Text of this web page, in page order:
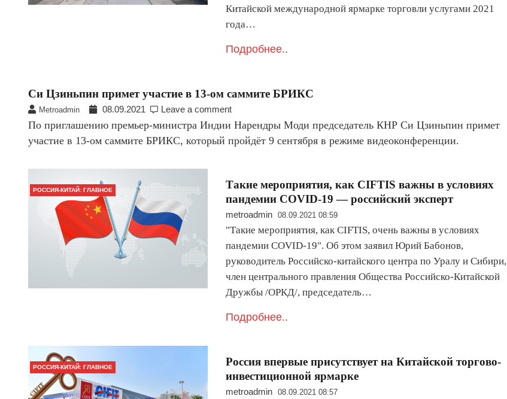
Китайской международной ярмарке торговли услугами 2021
года…
Подробнее..
Си Цзиньпин примет участие в 13-ом саммите БРИКС
Metroadmin 08.09.2021 Leave a comment
По приглашению премьер-министра Индии Нарендры Моди председатель КНР Си Цзиньпин примет
участие в 13-ом саммите БРИКС, который пройдёт 9 сентября в режиме видеоконференции.
РОССИЯ-КИТАЙ: ГЛАВНОЕ
Такие мероприятия, как CIFTIS важны в условиях
пандемии COVID-19 — российский эксперт
metroadmin 08.09.2021 08:59
"Такие мероприятия, как CIFTIS, очень важны в условиях
пандемии COVID-19". Об этом заявил Юрий Бабонов,
руководитель Российско-китайского центра по Уралу и Сибири,
член центрального правления Общества Российско-Китайской
Дружбы /ОРКД/, председатель…
Подробнее..
РОССИЯ-КИТАЙ: ГЛАВНОЕ
Россия впервые присутствует на Китайской торгово-
инвестиционной ярмарке
metroadmin 08.09.2021 08:57